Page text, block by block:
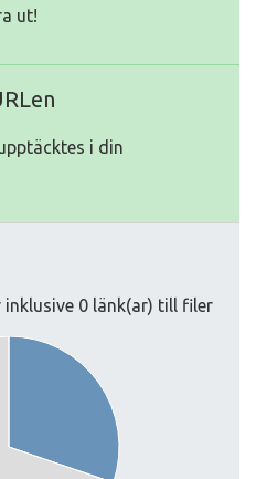
ut!
i din
0 länk(ar) till filer